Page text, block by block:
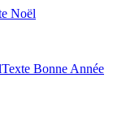
Noël
Texte Bonne Année